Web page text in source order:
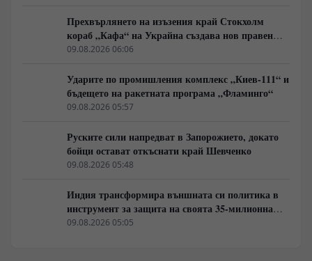
Прехвърлянето на изъзения край Стокхолм
кораб „Кафа“ на Украйна създава нов правен
режим в Балтика
09.08.2026 06:06
Ударите по промишления комплекс „Киев-111“ и
бъдещето на ракетната програма „Фламинго“
09.08.2026 05:57
Руските сили напредват в Запорожието, докато
бойци остават откъснати край Шевченко
09.08.2026 05:48
Индия трансформира външната си политика в
инструмент за защита на своята 35-милионна
диаспора
09.08.2026 05:05